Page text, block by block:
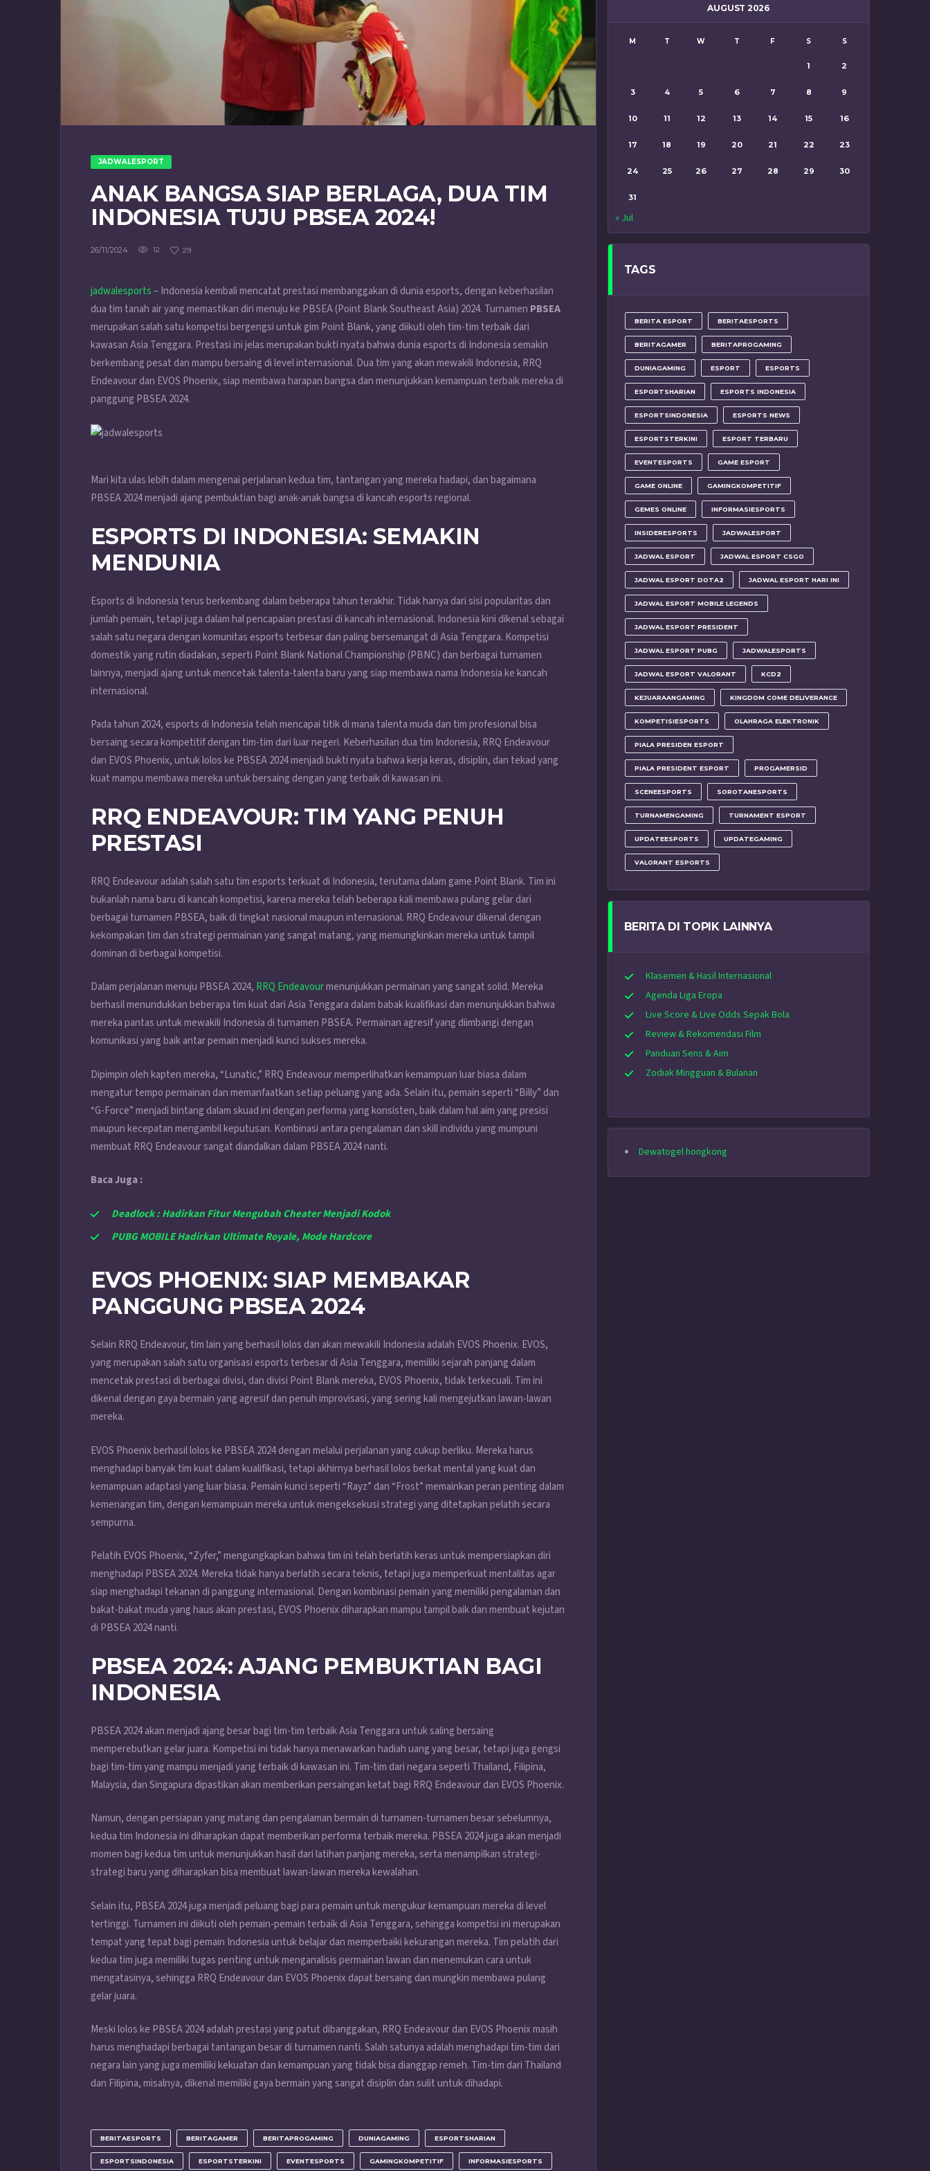
JADWALESPORT
ANAK BANGSA SIAP BERLAGA, DUA TIM
INDONESIA TUJU PBSEA 2024!
26/11/2024 12 29
jadwalesports– Indonesia kembali mencatat prestasi membanggakan di dunia esports, dengan keberhasilan
dua tim tanah air yang memastikan diri menuju ke PBSEA (Point Blank Southeast Asia) 2024. Turnamen PBSEA
merupakan salah satu kompetisi bergengsi untuk gim Point Blank, yang diikuti oleh tim-tim terbaik dari
kawasan Asia Tenggara. Prestasi ini jelas merupakan bukti nyata bahwa dunia esports di Indonesia semakin
berkembang pesat dan mampu bersaing di level internasional. Dua tim yang akan mewakili Indonesia, RRQ
Endeavour dan EVOS Phoenix, siap membawa harapan bangsa dan menunjukkan kemampuan terbaik mereka di
panggung PBSEA 2024.
Mari kita ulas lebih dalam mengenai perjalanan kedua tim, tantangan yang mereka hadapi, dan bagaimana
PBSEA 2024 menjadi ajang pembuktian bagi anak-anak bangsa di kancah esports regional.
ESPORTS DI INDONESIA: SEMAKIN
MENDUNIA
Esports di Indonesia terus berkembang dalam beberapa tahun terakhir. Tidak hanya dari sisi popularitas dan
jumlah pemain, tetapi juga dalam hal pencapaian prestasi di kancah internasional. Indonesia kini dikenal sebagai
salah satu negara dengan komunitas esports terbesar dan paling bersemangat di Asia Tenggara. Kompetisi
domestik yang rutin diadakan, seperti Point Blank National Championship (PBNC) dan berbagai turnamen
lainnya, menjadi ajang untuk mencetak talenta-talenta baru yang siap membawa nama Indonesia ke kancah
internasional.
Pada tahun 2024, esports di Indonesia telah mencapai titik di mana talenta muda dan tim profesional bisa
bersaing secara kompetitif dengan tim-tim dari luar negeri. Keberhasilan dua tim Indonesia, RRQ Endeavour
dan EVOS Phoenix, untuk lolos ke PBSEA 2024 menjadi bukti nyata bahwa kerja keras, disiplin, dan tekad yang
kuat mampu membawa mereka untuk bersaing dengan yang terbaik di kawasan ini.
RRQ ENDEAVOUR: TIM YANG PENUH
PRESTASI
RRQ Endeavour adalah salah satu tim esports terkuat di Indonesia, terutama dalam game Point Blank. Tim ini
bukanlah nama baru di kancah kompetisi, karena mereka telah beberapa kali membawa pulang gelar dari
berbagai turnamen PBSEA, baik di tingkat nasional maupun internasional. RRQ Endeavour dikenal dengan
kekompakan tim dan strategi permainan yang sangat matang, yang memungkinkan mereka untuk tampil
dominan di berbagai kompetisi.
Dalam perjalanan menuju PBSEA 2024, RRQ Endeavourmenunjukkan permainan yang sangat solid. Mereka
berhasil menundukkan beberapa tim kuat dari Asia Tenggara dalam babak kualifikasi dan menunjukkan bahwa
mereka pantas untuk mewakili Indonesia di turnamen PBSEA. Permainan agresif yang diimbangi dengan
komunikasi yang baik antar pemain menjadi kunci sukses mereka.
Dipimpin oleh kapten mereka, “Lunatic,” RRQ Endeavour memperlihatkan kemampuan luar biasa dalam
mengatur tempo permainan dan memanfaatkan setiap peluang yang ada. Selain itu, pemain seperti “Billy” dan
“G-Force” menjadi bintang dalam skuad ini dengan performa yang konsisten, baik dalam hal aim yang presisi
maupun kecepatan mengambil keputusan. Kombinasi antara pengalaman dan skill individu yang mumpuni
membuat RRQ Endeavour sangat diandalkan dalam PBSEA 2024 nanti.
Baca Juga :
Deadlock : Hadirkan Fitur Mengubah Cheater Menjadi Kodok
PUBG MOBILE Hadirkan Ultimate Royale, Mode Hardcore
EVOS PHOENIX: SIAP MEMBAKAR
PANGGUNG PBSEA 2024
Selain RRQ Endeavour, tim lain yang berhasil lolos dan akan mewakili Indonesia adalah EVOS Phoenix. EVOS,
yang merupakan salah satu organisasi esports terbesar di Asia Tenggara, memiliki sejarah panjang dalam
mencetak prestasi di berbagai divisi, dan divisi Point Blank mereka, EVOS Phoenix, tidak terkecuali. Tim ini
dikenal dengan gaya bermain yang agresif dan penuh improvisasi, yang sering kali mengejutkan lawan-lawan
mereka.
EVOS Phoenix berhasil lolos ke PBSEA 2024 dengan melalui perjalanan yang cukup berliku. Mereka harus
menghadapi banyak tim kuat dalam kualifikasi, tetapi akhirnya berhasil lolos berkat mental yang kuat dan
kemampuan adaptasi yang luar biasa. Pemain kunci seperti “Rayz” dan “Frost” memainkan peran penting dalam
kemenangan tim, dengan kemampuan mereka untuk mengeksekusi strategi yang ditetapkan pelatih secara
sempurna.
Pelatih EVOS Phoenix, “Zyfer,” mengungkapkan bahwa tim ini telah berlatih keras untuk mempersiapkan diri
menghadapi PBSEA 2024. Mereka tidak hanya berlatih secara teknis, tetapi juga memperkuat mentalitas agar
siap menghadapi tekanan di panggung internasional. Dengan kombinasi pemain yang memiliki pengalaman dan
bakat-bakat muda yang haus akan prestasi, EVOS Phoenix diharapkan mampu tampil baik dan membuat kejutan
di PBSEA 2024 nanti.
PBSEA 2024: AJANG PEMBUKTIAN BAGI
INDONESIA
PBSEA 2024 akan menjadi ajang besar bagi tim-tim terbaik Asia Tenggara untuk saling bersaing
memperebutkan gelar juara. Kompetisi ini tidak hanya menawarkan hadiah uang yang besar, tetapi juga gengsi
bagi tim-tim yang mampu menjadi yang terbaik di kawasan ini. Tim-tim dari negara seperti Thailand, Filipina,
Malaysia, dan Singapura dipastikan akan memberikan persaingan ketat bagi RRQ Endeavour dan EVOS Phoenix.
Namun, dengan persiapan yang matang dan pengalaman bermain di turnamen-turnamen besar sebelumnya,
kedua tim Indonesia ini diharapkan dapat memberikan performa terbaik mereka. PBSEA 2024 juga akan menjadi
momen bagi kedua tim untuk menunjukkan hasil dari latihan panjang mereka, serta menampilkan strategi-
strategi baru yang diharapkan bisa membuat lawan-lawan mereka kewalahan.
Selain itu, PBSEA 2024 juga menjadi peluang bagi para pemain untuk mengukur kemampuan mereka di level
tertinggi. Turnamen ini diikuti oleh pemain-pemain terbaik di Asia Tenggara, sehingga kompetisi ini merupakan
tempat yang tepat bagi pemain Indonesia untuk belajar dan memperbaiki kekurangan mereka. Tim pelatih dari
kedua tim juga memiliki tugas penting untuk menganalisis permainan lawan dan menemukan cara untuk
mengatasinya, sehingga RRQ Endeavour dan EVOS Phoenix dapat bersaing dan mungkin membawa pulang
gelar juara.
Meski lolos ke PBSEA 2024 adalah prestasi yang patut dibanggakan, RRQ Endeavour dan EVOS Phoenix masih
harus menghadapi berbagai tantangan besar di turnamen nanti. Salah satunya adalah menghadapi tim-tim dari
negara lain yang juga memiliki kekuatan dan kemampuan yang tidak bisa dianggap remeh. Tim-tim dari Thailand
dan Filipina, misalnya, dikenal memiliki gaya bermain yang sangat disiplin dan sulit untuk dihadapi.
BERITAESPORTS BERITAGAMER BERITAPROGAMING DUNIAGAMING ESPORTSHARIAN
ESPORTSINDONESIA ESPORTSTERKINI EVENTESPORTS GAMINGKOMPETITIF INFORMASIESPORTS
AUGUST 2026
M T W T F S S
1 2
3 4 5 6 7 8 9
10 11 12 13 14 15 16
17 18 19 20 21 22 23
24 25 26 27 28 29 30
31
« Jul
TAGS
BERITA ESPORT BERITAESPORTS
BERITAGAMER BERITAPROGAMING
DUNIAGAMING ESPORT ESPORTS
ESPORTSHARIAN ESPORTS INDONESIA
ESPORTSINDONESIA ESPORTS NEWS
ESPORTSTERKINI ESPORT TERBARU
EVENTESPORTS GAME ESPORT
GAME ONLINE GAMINGKOMPETITIF
GEMES ONLINE INFORMASIESPORTS
INSIDERESPORTS JADWALESPORT
JADWAL ESPORT JADWAL ESPORT CSGO
JADWAL ESPORT DOTA2 JADWAL ESPORT HARI INI
JADWAL ESPORT MOBILE LEGENDS
JADWAL ESPORT PRESIDENT
JADWAL ESPORT PUBG JADWALESPORTS
JADWAL ESPORT VALORANT KCD2
KEJUARAANGAMING KINGDOM COME DELIVERANCE
KOMPETISIESPORTS OLAHRAGA ELEKTRONIK
PIALA PRESIDEN ESPORT
PIALA PRESIDENT ESPORT PROGAMERSID
SCENEESPORTS SOROTANESPORTS
TURNAMENGAMING TURNAMENT ESPORT
UPDATEESPORTS UPDATEGAMING
VALORANT ESPORTS
BERITA DI TOPIK LAINNYA
Klasemen & Hasil Internasional
Agenda Liga Eropa
Live Score & Live Odds Sepak Bola
Review & Rekomendasi Film
Panduan Sens & Aim
Zodiak Mingguan & Bulanan
Dewatogel hongkong